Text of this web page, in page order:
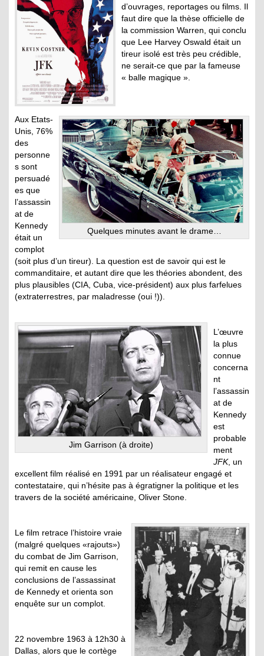
d’ouvrages, reportages ou films. Il
faut dire que la thèse officielle de
la commission Warren, qui conclu
que Lee Harvey Oswald était un
tireur isolé est très peu crédible,
ne serait-ce que par la fameuse
« balle magique ».
Quelques minutes avant le drame…
Aux Etats-
Unis, 76%
des
personne
s sont
persuadé
es que
l’assassin
at de
Kennedy
était un
complot
(soit plus d’un tireur). La question est de savoir qui est le
commanditaire, et autant dire que les théories abondent, des
plus plausibles (CIA, Cuba, vice-président) aux plus farfelues
(extraterrestres, par maladresse (oui !)).
Jim Garrison (à droite)
L’œuvre
la plus
connue
concerna
nt
l’assassin
at de
Kennedy
est
probable
ment
JFK, un
excellent film réalisé en 1991 par un réalisateur engagé et
contestataire, qui n’hésite pas à égratigner la politique et les
travers de la société américaine, Oliver Stone.
Le film retrace l’histoire vraie
(malgré quelques «rajouts»)
du combat de Jim Garrison,
qui remit en cause les
conclusions de l’assassinat
de Kennedy et orienta son
enquête sur un complot.
22 novembre 1963 à 12h30 à
Dallas, alors que le cortège